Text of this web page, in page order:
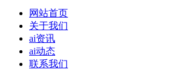
网站首页
关于我们
ai资讯
ai动态
联系我们